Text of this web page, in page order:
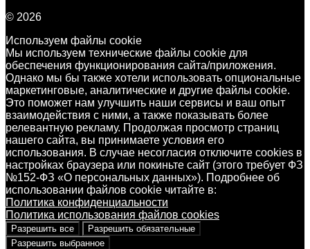
© 2026
Используем файлы cookie
Мы используем технические файлы cookie для
обеспечения функционирования сайта/приложения.
Однако мы бы также хотели использовать опциональные
маркетинговые, аналитические и другие файлы cookie.
Это поможет нам улучшить наши сервисы и ваш опыт
взаимодействия с ними, а также показывать более
релевантную рекламу. Продолжая просмотр страниц
нашего сайта, вы принимаете условия его
использования. В случае несогласия отключите cookies в
настройках браузера или покиньте сайт (этого требует ФЗ
№152-ФЗ «О персональных данных»). Подробнее об
использовании файлов cookie читайте в:
Политика конфиденциальности
Политика использования файлов cookies
Разрешить все
Разрешить обязательные
Разрешить выбранное